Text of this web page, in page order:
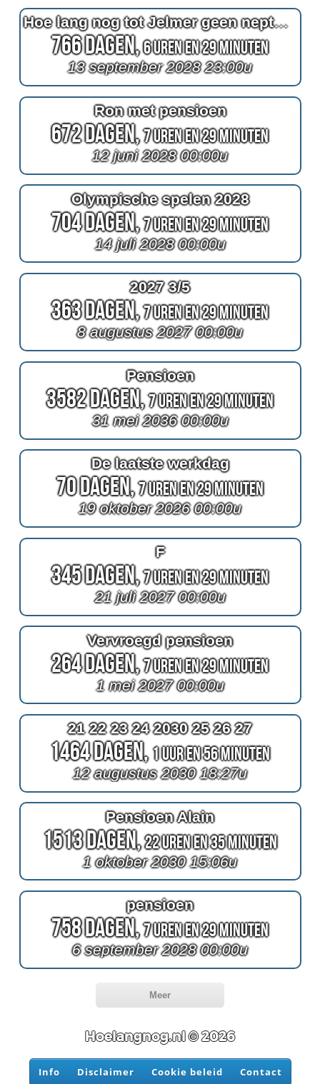
Hoe lang nog tot Jelmer geen nepturk meer is
766 Dagen,6 Uren en 29 Minuten
13 september 2028 23:00u
Ron met pensioen
672 Dagen,7 Uren en 29 Minuten
12 juni 2028 00:00u
Olympische spelen 2028
704 Dagen,7 Uren en 29 Minuten
14 juli 2028 00:00u
2027 3/5
363 Dagen,7 Uren en 29 Minuten
8 augustus 2027 00:00u
Pensioen
3582 Dagen,7 Uren en 29 Minuten
31 mei 2036 00:00u
De laatste werkdag
70 Dagen,7 Uren en 29 Minuten
19 oktober 2026 00:00u
F
345 Dagen,7 Uren en 29 Minuten
21 juli 2027 00:00u
Vervroegd pensioen
264 Dagen,7 Uren en 29 Minuten
1 mei 2027 00:00u
21 22 23 24 2030 25 26 27
1464 Dagen,1 Uur en 56 Minuten
12 augustus 2030 18:27u
Pensioen Alain
1513 Dagen,22 Uren en 35 Minuten
1 oktober 2030 15:06u
pensioen
758 Dagen,7 Uren en 29 Minuten
6 september 2028 00:00u
Meer
Hoelangnog.nl © 2026
Info Disclaimer Cookie beleid Contact